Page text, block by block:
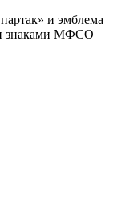
и эмблема
знаками МФСО